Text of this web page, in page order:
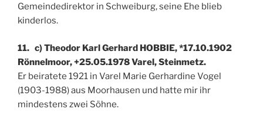
Gemeindedirektor in Schweiburg, seine Ehe blieb
kinderlos.
11. c) Theodor Karl Gerhard HOBBIE, *17.10.1902
Rönnelmoor, +25.05.1978 Varel, Steinmetz.
Er beiratete 1921 in Varel Marie Gerhardine Vogel
(1903-1988) aus Moorhausen und hatte mir ihr
mindestens zwei Söhne.